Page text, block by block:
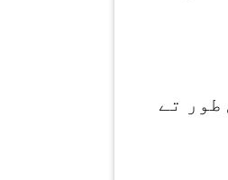
طور تے